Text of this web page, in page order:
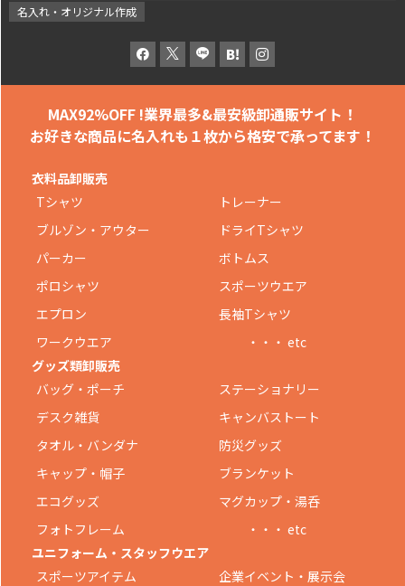
名入れ・オリジナル作成
MAX92%OFF !業界最多&最安級卸通販サイト！
お好きな商品に名入れも １枚から格安で承ってます！
衣料品卸販売
Tシャツ
トレーナー
ブルゾン・アウター
ドライTシャツ
パーカー
ボトムス
ポロシャツ
スポーツウエア
エプロン
長袖Tシャツ
ワークウエア
・・・ etc
グッズ類卸販売
バッグ・ポーチ
ステーショナリー
デスク雑貨
キャンバストート
タオル・バンダナ
防災グッズ
キャップ・帽子
ブランケット
エコグッズ
マグカップ・湯呑
フォトフレーム
・・・ etc
ユニフォーム・スタッフウエア
スポーツアイテム
企業イベント・展示会